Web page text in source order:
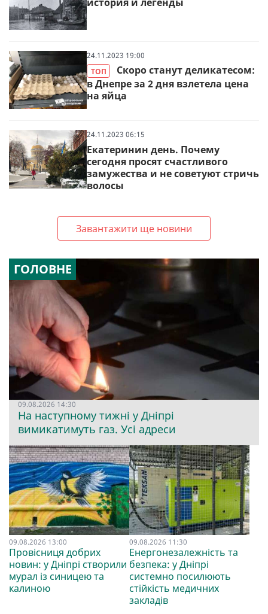
история и легенды
24.11.2023 19:00
ТОП
Скоро станут деликатесом:
в Днепре за 2 дня взлетела цена
на яйца
24.11.2023 06:15
Екатеринин день. Почему
сегодня просят счастливого
замужества и не советуют стричь
волосы
Завантажити ще новини
ГОЛОВНЕ
09.08.2026 14:30
На наступному тижні у Дніпрі
вимикатимуть газ. Усі адреси
09.08.2026 13:00
Провісниця добрих
новин: у Дніпрі створили
мурал із синицею та
калиною
09.08.2026 11:30
Енергонезалежність та
безпека: у Дніпрі
системно посилюють
стійкість медичних
закладів